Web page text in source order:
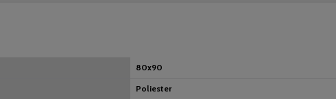
80x90
Poliester